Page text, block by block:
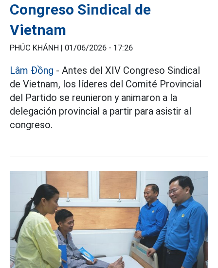
Congreso Sindical de
Vietnam
PHÚC KHÁNH | 01/06/2026 - 17:26
Lâm Đồng - Antes del XIV Congreso Sindical
de Vietnam, los líderes del Comité Provincial
del Partido se reunieron y animaron a la
delegación provincial a partir para asistir al
congreso.